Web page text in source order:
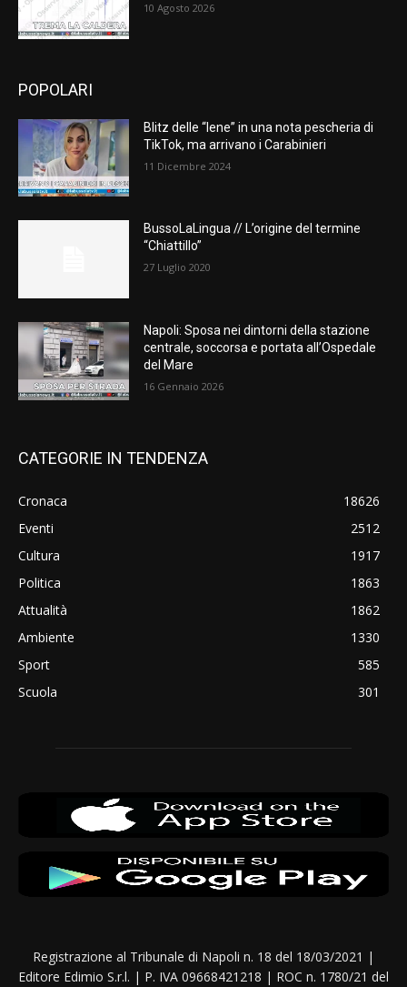
10 Agosto 2026
POPOLARI
Blitz delle “Iene” in una nota pescheria di
TikTok, ma arrivano i Carabinieri
11 Dicembre 2024
BussoLaLingua // L’origine del termine
“Chiattillo”
27 Luglio 2020
Napoli: Sposa nei dintorni della stazione
centrale, soccorsa e portata all’Ospedale
del Mare
16 Gennaio 2026
CATEGORIE IN TENDENZA
Cronaca
18626
Eventi
2512
Cultura
1917
Politica
1863
Attualità
1862
Ambiente
1330
Sport
585
Scuola
301
Registrazione al Tribunale di Napoli n. 18 del 18/03/2021 |
Editore Edimio S.r.l. | P. IVA 09668421218 | ROC n. 1780/21 del